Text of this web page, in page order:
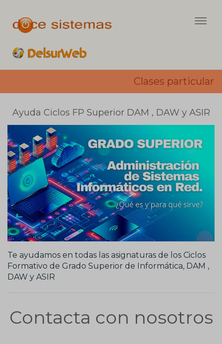
Clases
Ayuda Ciclos FP Superior DAM , DAW y ASIR
Te ayudamos en todas las asignaturas de los Ciclos
Formativo de Grado Superior de Informática, DAM ,
DAW y ASIR
Contacta con nosotros